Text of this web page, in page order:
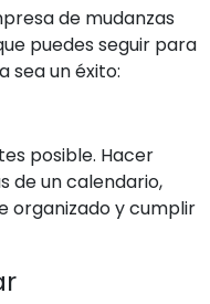
de mudanzas
puedes seguir para
sea un éxito:
posible. Hacer
de un calendario,
organizado y cumplir